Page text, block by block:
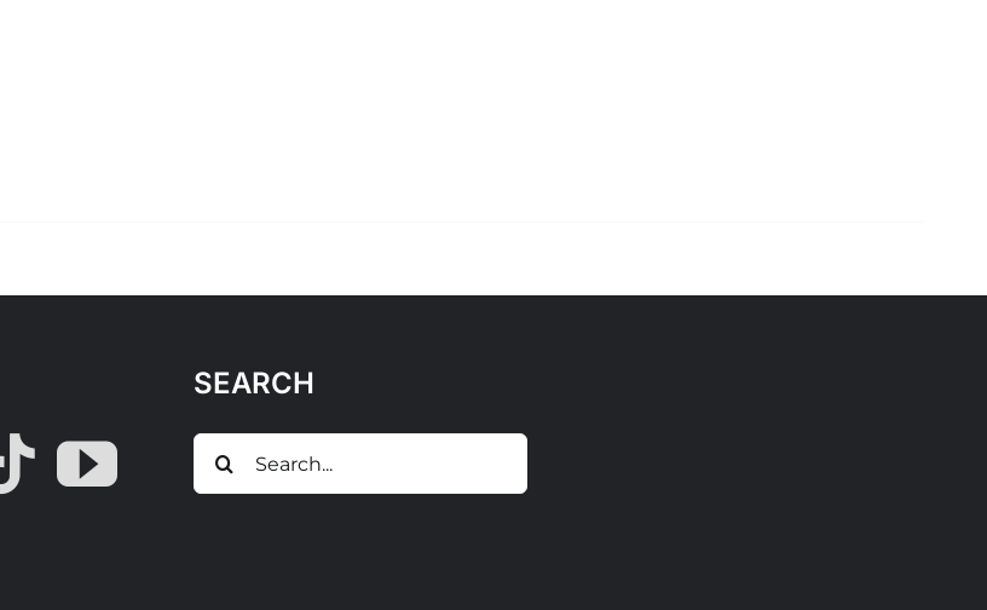
SEARCH
Search
for: